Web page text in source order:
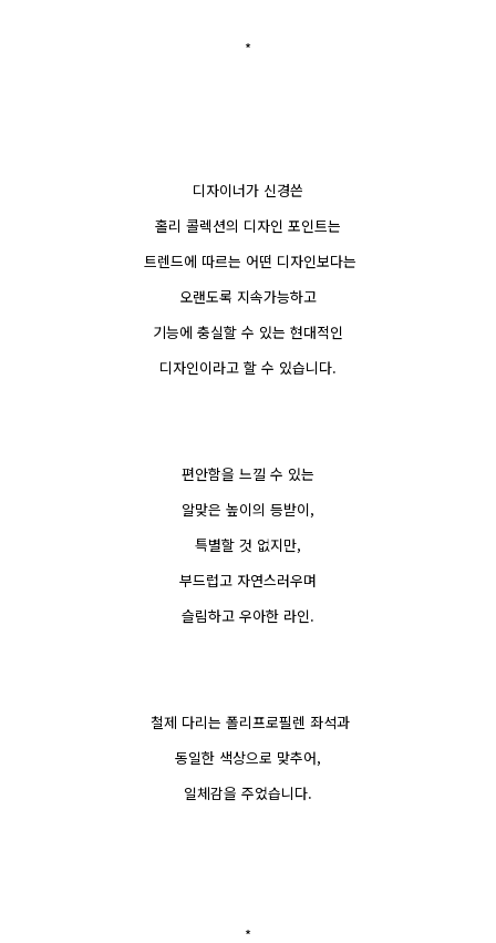
*
디자이너가 신경쓴
홀리 콜렉션의 디자인 포인트는
트렌드에 따르는 어떤 디자인보다는
오랜도록 지속가능하고
기능에 충실할 수 있는 현대적인
디자인이라고 할 수 있습니다.
편안함을 느낄 수 있는
알맞은 높이의 등받이,
특별할 것 없지만,
부드럽고 자연스러우며
슬림하고 우아한 라인.
철제 다리는 폴리프로필렌 좌석과
동일한 색상으로 맞추어,
일체감을 주었습니다.
*